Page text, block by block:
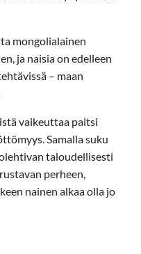
mongolialainen
ja naisia on edelleen
– maan
vaikeuttaa paitsi
Samalla suku
taloudellisesti
perheen,
nainen alkaa olla jo